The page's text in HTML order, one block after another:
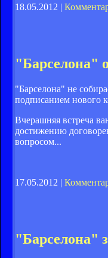
18.05.2012 |
"Барселона"
"Барселона" не
подписанием нового
Вчерашняя встреча
достижению
вопросом...
17.05.2012 |
"Барселона"